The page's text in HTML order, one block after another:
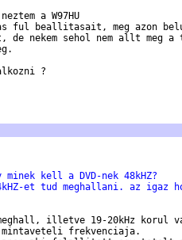
a W97HU
ful beallitasait, meg azon
de nekem sehol nem allt meg a
?
kell a DVD-nek 48kHZ?
et tud meghallani. az igaz
illetve 19-20kHz korul
mintaveteli frekvenciaja.